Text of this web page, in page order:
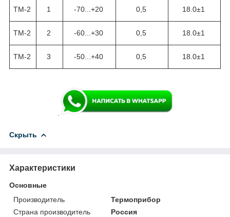
ТМ-2 1 -70...+20 0,5 18.0±1
ТМ-2 2 -60...+30 0,5 18.0±1
ТМ-2 3 -50...+40 0,5 18.0±1
Скрыть
Характеристики
Основные
Производитель
Термоприбор
Страна производитель
Россия